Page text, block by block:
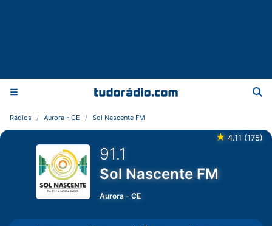
Rádios Aurora - CE Sol Nascente FM
★ 4.11 (175)
91.1
Sol Nascente FM
Aurora -CE